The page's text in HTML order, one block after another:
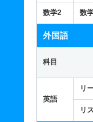
数学2 数
外国語
科目
英語
リ
リ